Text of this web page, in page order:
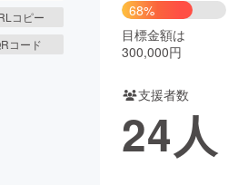
Good
CAMPFIRE Creation
コミュニティ
コピー
コード
68%
目標金額は
300,000円
支援者数
24人